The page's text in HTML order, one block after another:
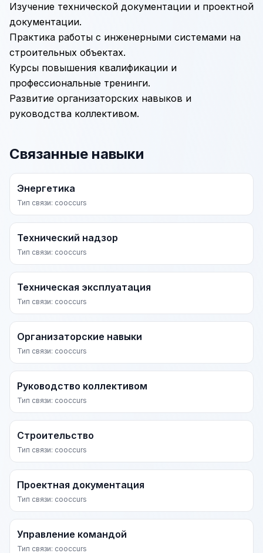
Изучение технической документации и проектной
документации.
Практика работы с инженерными системами на
строительных объектах.
Курсы повышения квалификации и
профессиональные тренинги.
Развитие организаторских навыков и
руководства коллективом.
Связанные навыки
Энергетика
Тип связи: cooccurs
Технический надзор
Тип связи: cooccurs
Техническая эксплуатация
Тип связи: cooccurs
Организаторские навыки
Тип связи: cooccurs
Руководство коллективом
Тип связи: cooccurs
Строительство
Тип связи: cooccurs
Проектная документация
Тип связи: cooccurs
Управление командой
Тип связи: cooccurs